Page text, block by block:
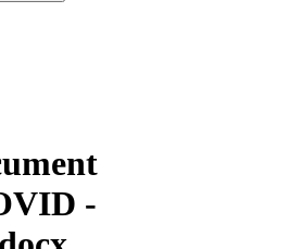
-